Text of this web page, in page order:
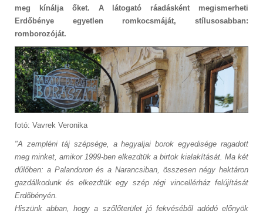
meg kínálja őket. A látogató ráadásként megismerheti
Erdőbénye egyetlen romkocsmáját, stílusosabban:
romborozóját.
fotó: Vavrek Veronika
"A zempléni táj szépsége, a hegyaljai borok egyedisége ragadott
meg minket, amikor 1999-ben elkezdtük a birtok kialakítását. Ma két
dűlőben: a Palandoron és a Narancsiban, összesen négy hektáron
gazdálkodunk és elkezdtük egy szép régi vincellérház felújítását
Erdőbényén.
Hiszünk abban, hogy a szőlőterület jó fekvéséből adódó előnyök